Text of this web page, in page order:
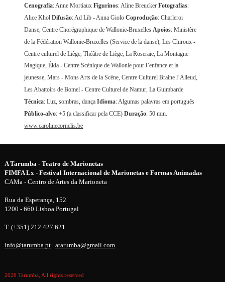
Cenografia: Anne MortiauxFigurinos: Aline BreuckerFotografias:
Alice KholDifusão: Ad Lib - Anna GioloCoprodução: Charleroi
Danse, Centre Chorégraphique de Wallonie-Bruxelles Apoios: Ministère
de la Fédération Wallonie-Bruxelles (Service de la danse), Les Chiroux -
Centre culturel de Liège, Théâtre de Liège, La Roseraie, La Montagne
Magique, Ékla - Centre Scénique de Wallonie pour l’enfance et la
jeunesse, Mars - Mons Arts de la Scène, Centre Culturel Braine l’Alleud,
Les Abattoirs de Bomel - Centre Culturel de Namur, La Guimbarde
Técnica: Luz, sombras, dançaIdioma: Algumas palavras em português
Público-alvo: +5 (a classificar pela CCE)Duração: 50 min.
www.carolinecornelis.be
A Tarumba - Teatro de Marionetas
FIMFA Lx - Festival Internacional de Marionetas e Formas Animadas
CAMa - Centro de Artes da Marioneta
Rua da Esperança, 152
1200 - 660 Lisboa Portugal
T. (+351) 212 427 621
info@tarumba.pt| atarumba@gmail.com
2026 Tarumba, All rights reserved